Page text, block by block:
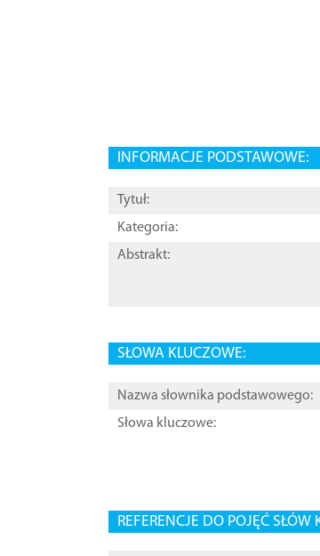
INFORMACJE PODSTAWOWE:
Tytuł:
Kategoria:
Abstrakt:
SŁOWA KLUCZOWE:
Nazwa słownika podstawowego:
Słowa kluczowe:
REFERENCJE DO POJĘĆ